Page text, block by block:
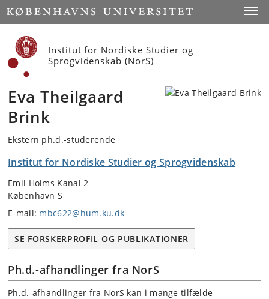
Start
Institut for Nordiske Studier og
Sprogvidenskab (NorS)
Eva Theilgaard
Brink
Ekstern ph.d.-studerende
Institut for Nordiske Studier og Sprogvidenskab
Emil Holms Kanal 2
København S
E-mail: mbc622@hum.ku.dk
SE FORSKERPROFIL OG PUBLIKATIONER
Ph.d.-afhandlinger fra NorS
Ph.d.-afhandlinger fra NorS kan i mange tilfælde